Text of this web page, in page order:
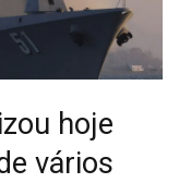
hoje
vários